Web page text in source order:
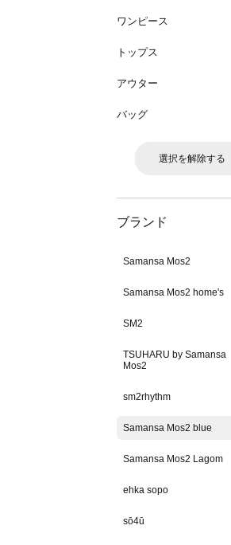
ワンピース
トップス
アウター
バッグ
選択を解除する
ブランド
Samansa Mos2
Samansa Mos2 home's
SM2
TSUHARU by Samansa
Mos2
sm2rhythm
Samansa Mos2 blue
Samansa Mos2 Lagom
ehka sopo
sō4ū